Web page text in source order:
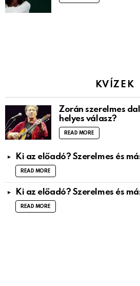
KVÍZEK
Zorán szerelmes
helyes válasz?
READ MORE
Ki az előadó? Szerelmes és
READ MORE
Ki az előadó? Szerelmes és
READ MORE